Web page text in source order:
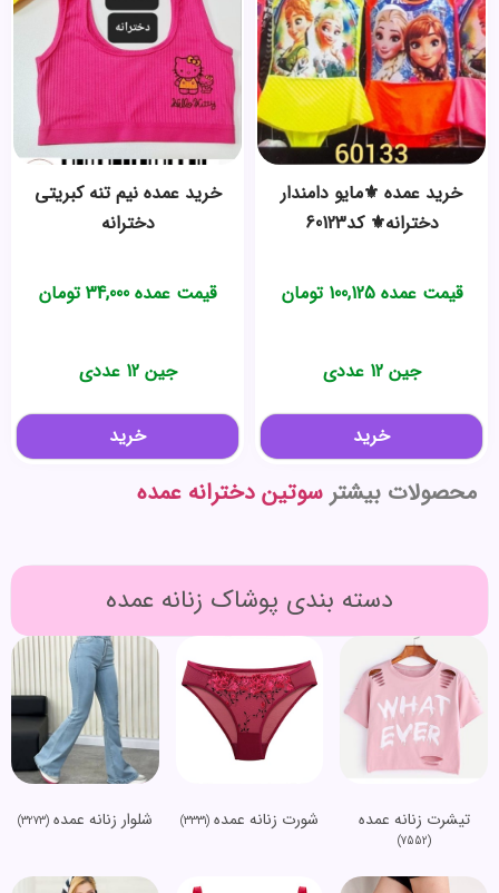
خرید عمده ⚜️مایو دامندار
دخترانه⚜️ کد60123
قیمت عمده100,125 تومان
جین 12 عددی
خرید
خرید عمده نیم تنه کبریتی
دخترانه
قیمت عمده34,000 تومان
جین 12 عددی
خرید
محصولات بیشتر سوتین دخترانه عمده
دسته بندی پوشاک زنانه عمده
تیشرت زنانه عمده
(7552)
شورت زنانه عمده (3331) شلوار زنانه عمده(3273)